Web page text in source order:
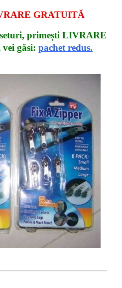
GRATUITĂ
primești LIVRARE
găsi: pachet redus.